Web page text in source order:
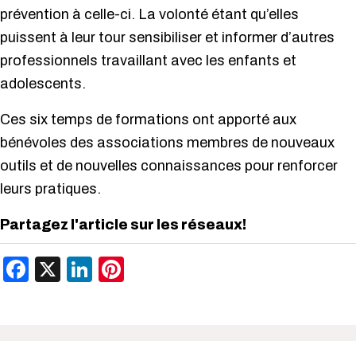
prévention à celle-ci. La volonté étant qu’elles
puissent à leur tour sensibiliser et informer d’autres
professionnels travaillant avec les enfants et
adolescents.
Ces six temps de formations ont apporté aux
bénévoles des associations membres de nouveaux
outils et de nouvelles connaissances pour renforcer
leurs pratiques.
Partagez l'article sur les réseaux!
Facebook
X LinkedIn